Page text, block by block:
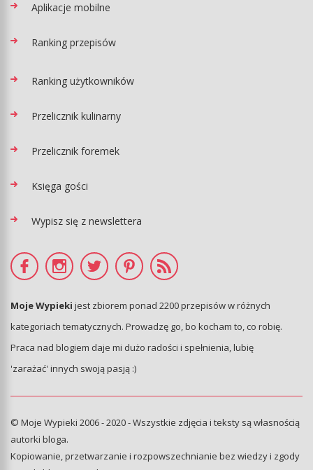
Aplikacje mobilne
Ranking przepisów
Ranking użytkowników
Przelicznik kulinarny
Przelicznik foremek
Księga gości
Wypisz się z newslettera
Moje Wypieki jest zbiorem ponad 2200 przepisów w różnych
kategoriach tematycznych. Prowadzę go, bo kocham to, co robię.
Praca nad blogiem daje mi dużo radości i spełnienia, lubię
'zarażać' innych swoją pasją :)
© Moje Wypieki 2006 - 2020 - Wszystkie zdjęcia i teksty są własnością
autorki bloga.
Kopiowanie, przetwarzanie i rozpowszechnianie bez wiedzy i zgody